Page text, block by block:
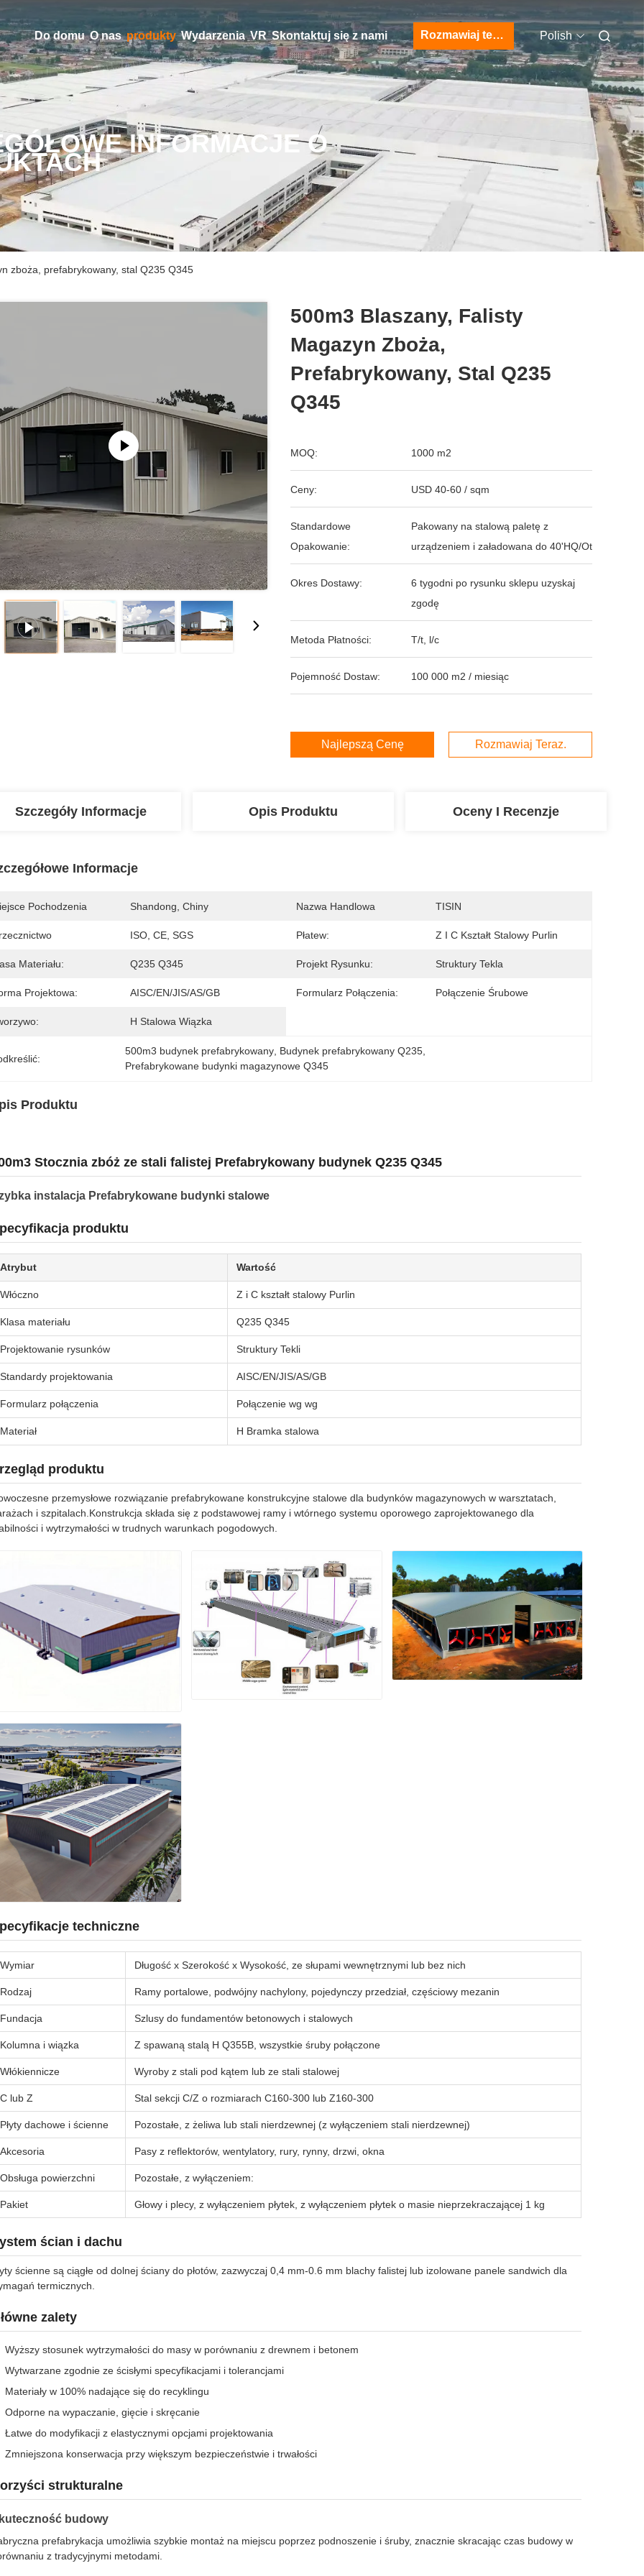
Do domu O nas produkty Wydarzenia VR Skontaktuj się z nami Rozmawiaj teraz. Polish
INFORMACJE O
zboża, prefabrykowany, stal Q235 Q345
500m3 Blaszany, Falisty
Magazyn Zboża,
Prefabrykowany, Stal Q235
Q345
MOQ: 1000 m2
Ceny: USD 40-60 / sqm
Standardowe
Opakowanie:
Pakowany na stalową paletę z
urządzeniem i załadowana do 40'HQ/Ot
Okres Dostawy:
6 tygodni po rysunku sklepu uzyskaj
zgodę
Metoda Płatności: T/t, l/c
Pojemność Dostaw: 100 000 m2 / miesiąc
Najlepszą Cenę Rozmawiaj Teraz.
Szczegóły Informacje Opis Produktu Oceny I Recenzje
Informacje
Pochodzenia Shandong, Chiny Nazwa Handlowa TISIN
ISO, CE, SGS Płatew: Z I C Kształt Stalowy Purlin
Materiału: Q235 Q345 Projekt Rysunku: Struktury Tekla
Projektowa: AISC/EN/JIS/AS/GB Formularz Połączenia: Połączenie Śrubowe
H Stalowa Wiązka
500m3 budynek prefabrykowany Budynek prefabrykowany Q235
Prefabrykowane budynki magazynowe Q345
Produktu
Stocznia zbóż ze stali falistej Prefabrykowany budynek Q235 Q345
instalacja Prefabrykowane budynki stalowe
produktu
Atrybut Wartość
Włóczno Z i C kształt stalowy Purlin
Klasa materiału Q235 Q345
Projektowanie rysunków Struktury Tekli
Standardy projektowania AISC/EN/JIS/AS/GB
Formularz połączenia Połączenie wg wg
Materiał H Bramka stalowa
produktu
przemysłowe rozwiązanie prefabrykowane konstrukcyjne stalowe dla budynków magazynowych w warsztatach,
i szpitalach.Konstrukcja składa się z podstawowej ramy i wtórnego systemu oporowego zaprojektowanego dla
i wytrzymałości w trudnych warunkach pogodowych.
techniczne
Wymiar Długość x Szerokość x Wysokość, ze słupami wewnętrznymi lub bez nich
Rodzaj Ramy portalowe, podwójny nachylony, pojedynczy przedział, częściowy mezanin
Fundacja Szlusy do fundamentów betonowych i stalowych
Kolumna i wiązka Z spawaną stalą H Q355B, wszystkie śruby połączone
Włókiennicze Wyroby z stali pod kątem lub ze stali stalowej
C lub Z Stal sekcji C/Z o rozmiarach C160-300 lub Z160-300
Płyty dachowe i ścienne Pozostałe, z żeliwa lub stali nierdzewnej (z wyłączeniem stali nierdzewnej)
Akcesoria Pasy z reflektorów, wentylatory, rury, rynny, drzwi, okna
Obsługa powierzchni Pozostałe, z wyłączeniem:
Pakiet Głowy i plecy, z wyłączeniem płytek, z wyłączeniem płytek o masie nieprzekraczającej 1 kg
ścian i dachu
ścienne są ciągłe od dolnej ściany do płotów, zazwyczaj 0,4 mm-0.6 mm blachy falistej lub izolowane panele sandwich dla
termicznych.
zalety
Wyższy stosunek wytrzymałości do masy w porównaniu z drewnem i betonem
Wytwarzane zgodnie ze ścisłymi specyfikacjami i tolerancjami
Materiały w 100% nadające się do recyklingu
Odporne na wypaczanie, gięcie i skręcanie
Łatwe do modyfikacji z elastycznymi opcjami projektowania
Zmniejszona konserwacja przy większym bezpieczeństwie i trwałości
strukturalne
budowy
prefabrykacja umożliwia szybkie montaż na miejscu poprzez podnoszenie i śruby, znacznie skracając czas budowy w
z tradycyjnymi metodami.